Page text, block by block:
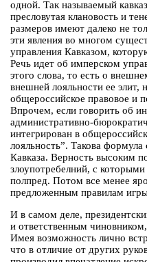
одной. Так называемый
пресловутая клановость и
размеров имеют далеко не
эти явления во многом
управления Кавказом,
Речь идет об имперском
этого слова, то есть о
внешней лояльности ее элит,
общероссийское правовое и
Впрочем, если говорить об
административно-
интегрирован в
лояльность”. Такова формула
Кавказа. Верность высоким
злоупотребелний, с
полпред. Потом все менее
предложенным правилам
И в самом деле,
и ответственным
Имея возможность лично
что в отличие от других